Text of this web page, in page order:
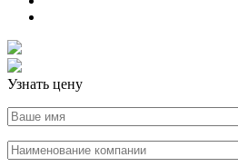
Узнать цену